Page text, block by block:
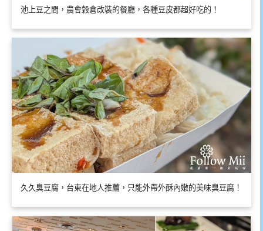
池上豆之間，農會穀倉改裝的餐廳，各種豆皮都超好吃的！
久久臭豆腐，台東在地人推薦，只能外帶外酥內嫩的美味臭豆腐！